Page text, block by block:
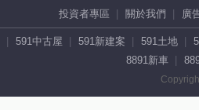
投資者專區 關於我們 廣
591中古屋 591新建案 591土地
8891新車